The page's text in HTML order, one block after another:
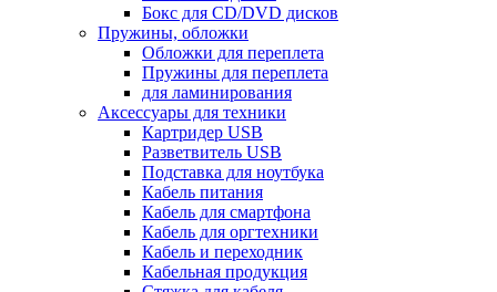
Бокс для CD/DVD дисков
Пружины, обложки
Обложки для переплета
Пружины для переплета
для ламинирования
Аксессуары для техники
Картридер USB
Разветвитель USB
Подставка для ноутбука
Кабель питания
Кабель для смартфона
Кабель для оргтехники
Кабель и переходник
Кабельная продукция